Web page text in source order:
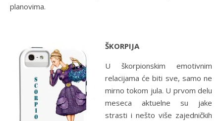
planovima.
ŠKORPIJA
U škorpionskim emotivnim
relacijama će biti sve, samo ne
mirno tokom jula. U prvom delu
meseca aktuelne su jake
strasti i nešto više zajedničkih